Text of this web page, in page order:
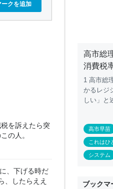
ークを追加
を訴えたら突
の人。
、下げる時だ
、したらええ
高市総
消費税
1 高市総
かるレジ
しい」と
高市早苗
これはひ
システム
ブックマ